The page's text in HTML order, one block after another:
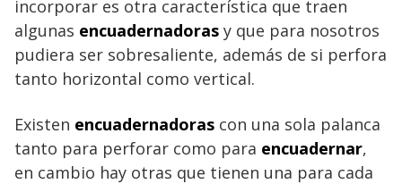
incorporar es otra característica que traen
algunas encuadernadoras y que para nosotros
pudiera ser sobresaliente, además de si perfora
tanto horizontal como vertical.
Existen encuadernadoras con una sola palanca
tanto para perforar como para encuadernar,
en cambio hay otras que tienen una para cada